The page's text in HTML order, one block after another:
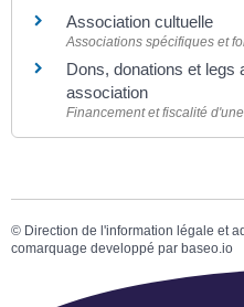
Association cultuelle
Associations spécifiques et
Dons, donations et legs
association
Financement et fiscalité
© Direction de l'information légale et
comarquage developpé par baseo.io